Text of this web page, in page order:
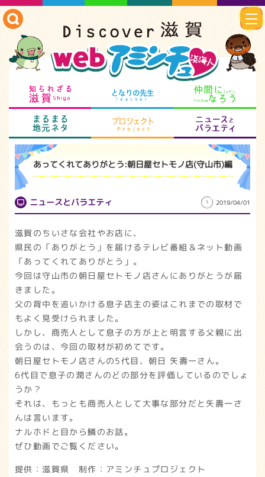
知られざる滋賀 となりの先生
まるまる地元ネタ プロジェクト
あってくれてありがとう:朝日屋セトモノ店(守山市)編
ニュースとバラエティ 2019/04/01
滋賀のちいさな会社やお店に、
県民の「ありがとう」を届けるテレビ番組＆ネット動画
「あってくれてありがとう」。
今回は守山市の朝日屋セトモノ店さんにありがとうが届
きました。
父の背中を追いかける息子店主の姿はこれまでの取材で
もよく見受けられました。
しかし、商売人として息子の方が上と明言する父親に出
会うのは、今回の取材が初めてです。
朝日屋セトモノ店さんの5代目、朝日 矢壽一さん。
6代目で息子の潤さんのどの部分を評価しているのでしょ
うか？
それは、もっとも商売人として大事な部分だと矢壽一さ
んは言います。
ナルホドと目から鱗のお話。
ぜひ動画でご覧ください。
提供：滋賀県 制作：アミンチュプロジェクト